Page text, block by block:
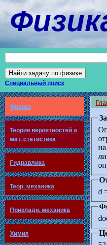
Специальный поиск
Физика
Теория вероятностей и
мат. статистика
Гидравлика
Теор. механика
Прикладн. механика
Химия
d